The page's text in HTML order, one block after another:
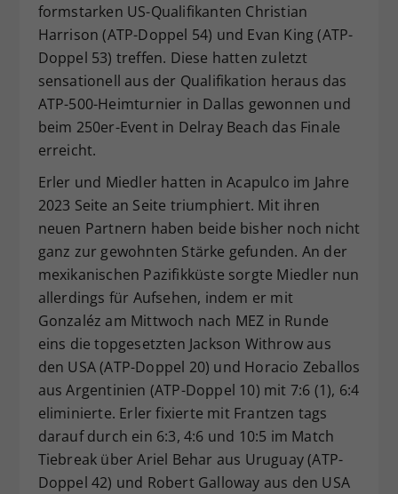
formstarken US-Qualifikanten Christian
Harrison (ATP-Doppel 54) und Evan King (ATP-
Doppel 53) treffen. Diese hatten zuletzt
sensationell aus der Qualifikation heraus das
ATP-500-Heimturnier in Dallas gewonnen und
beim 250er-Event in Delray Beach das Finale
erreicht.
Erler und Miedler hatten in Acapulco im Jahre
2023 Seite an Seite triumphiert. Mit ihren
neuen Partnern haben beide bisher noch nicht
ganz zur gewohnten Stärke gefunden. An der
mexikanischen Pazifikküste sorgte Miedler nun
allerdings für Aufsehen, indem er mit
Gonzaléz am Mittwoch nach MEZ in Runde
eins die topgesetzten Jackson Withrow aus
den USA (ATP-Doppel 20) und Horacio Zeballos
aus Argentinien (ATP-Doppel 10) mit 7:6 (1), 6:4
eliminierte. Erler fixierte mit Frantzen tags
darauf durch ein 6:3, 4:6 und 10:5 im Match
Tiebreak über Ariel Behar aus Uruguay (ATP-
Doppel 42) und Robert Galloway aus den USA